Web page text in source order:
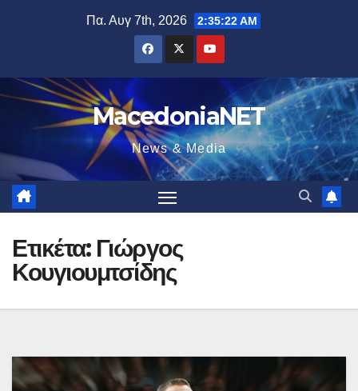
Πα. Αυγ 7th, 2026 2:35:23 AM
MacedoniaNET
News & Media
Ετικέτα: Γιώργος
Κουγιουμτσίδης